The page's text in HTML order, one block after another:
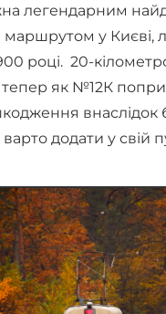
легендарним
у Києві,
році. 20-
як №12К попри
внаслідок
додати у свій